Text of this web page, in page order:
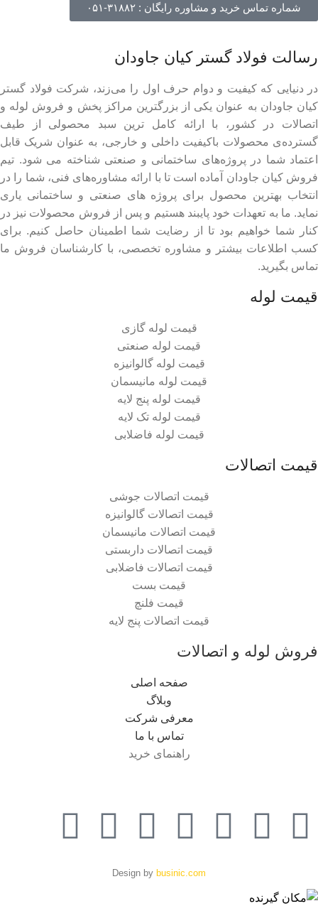
شماره تماس خرید و مشاوره رایگان : ۳۱۸۸۲-۰۵۱
رسالت فولاد گستر کیان جاودان
در دنیایی که کیفیت و دوام حرف اول را می‌زند، شرکت فولاد گستر
کیان جاودان به عنوان یکی از بزرگترین مراکز پخش و فروش لوله و
اتصالات در کشور، با ارائه کامل ترین سبد محصولی از طیف
گسترده‌‌ی محصولات باکیفیت داخلی و خارجی، به عنوان شریک قابل
اعتماد شما در پروژه‌های ساختمانی و صنعتی شناخته می شود. تیم
فروش کیان جاودان آماده است تا با ارائه مشاوره‌های فنی، شما را در
انتخاب بهترین محصول برای پروژه های صنعتی و ساختمانی یاری
نماید. ما به تعهدات خود پایبند هستیم و پس از فروش محصولات نیز در
کنار شما خواهیم بود تا از رضایت شما اطمینان حاصل کنیم. برای
کسب اطلاعات بیشتر و مشاوره تخصصی، با کارشناسان فروش ما
تماس بگیرید.
قیمت لوله
قیمت لوله گازی
قیمت لوله صنعتی
قیمت لوله گالوانیزه
قیمت لوله مانیسمان
قیمت لوله پنج لایه
قیمت لوله تک لایه
قیمت لوله فاضلابی
قیمت اتصالات
قیمت اتصالات جوشی
قیمت اتصالات گالوانیزه
قیمت اتصالات مانیسمان
قیمت اتصالات داربستی
قیمت اتصالات فاضلابی
قیمت بست
قیمت فلنچ
قیمت اتصالات پنج لایه
فروش لوله و اتصالات
صفحه اصلی
وبلاگ
معرفی شرکت
تماس با ما
راهنمای خرید
Design by businic.com